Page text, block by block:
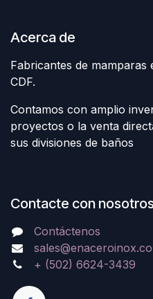
Acerca de
Fabricantes de
CDF.
Contamos con amplio
proyectos o la venta
sus divisiones de baños
Contacte con
Contáctenos
+ (502) 6624-3439